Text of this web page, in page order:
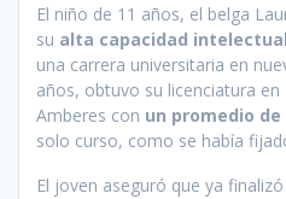
El niño de 11 años, el belga
su alta capacidad intelectual
una carrera universitaria en
años, obtuvo su licenciatura en
Amberes con un promedio
solo curso, como se había
El joven aseguró que ya